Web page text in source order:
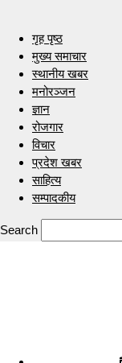
गृह पृष्ठ
मुख्य समाचार
स्थानीय खबर
मनोरञ्जन
ज्ञान
रोजगार
विचार
प्रदेश खबर
साहित्य
सम्पादकीय
Search